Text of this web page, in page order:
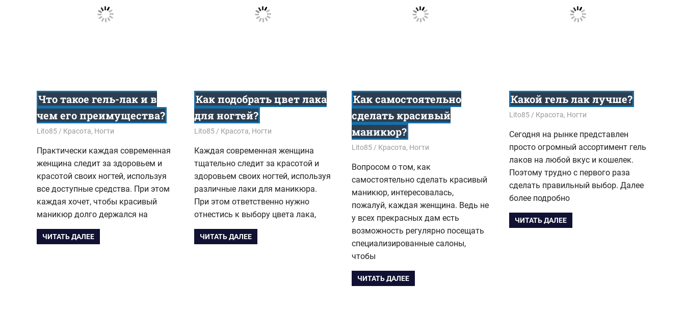
Что такое гель-лак и в
чем его преимущества?
07.10.2017
Lito85 Красота, Ногти
Практически каждая современная
женщина следит за здоровьем и
красотой своих ногтей, используя
все доступные средства. При этом
каждая хочет, чтобы красивый
маникюр долго держался на
ЧИТАТЬ ДАЛЕЕ
Как подобрать цвет лака
для ногтей?
16.08.2017
Lito85 Красота, Ногти
Каждая современная женщина
тщательно следит за красотой и
здоровьем своих ногтей, используя
различные лаки для маникюра.
При этом ответственно нужно
отнестись к выбору цвета лака,
ЧИТАТЬ ДАЛЕЕ
Как самостоятельно
сделать красивый
маникюр?
31.03.2017
Lito85 Красота, Ногти
Вопросом о том, как
самостоятельно сделать красивый
маникюр, интересовалась,
пожалуй, каждая женщина. Ведь не
у всех прекрасных дам есть
возможность регулярно посещать
специализированные салоны,
чтобы
ЧИТАТЬ ДАЛЕЕ
Какой гель лак лучше?
14.03.2017
Lito85 Красота, Ногти
Сегодня на рынке представлен
просто огромный ассортимент гель
лаков на любой вкус и кошелек.
Поэтому трудно с первого раза
сделать правильный выбор. Далее
более подробно
ЧИТАТЬ ДАЛЕЕ